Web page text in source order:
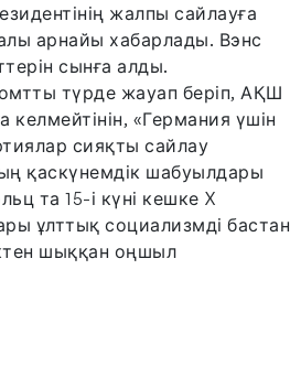
жалпы сайлауға
арнайы хабарлады. Вэнс
сынға алды.
түрде жауап беріп, АҚШ
«Германия үшін
сияқты сайлау
қаскүнемдік шабуылдары
та 15-і күні кешке X
ұлттық социализмді бастан
шыққан оңшыл